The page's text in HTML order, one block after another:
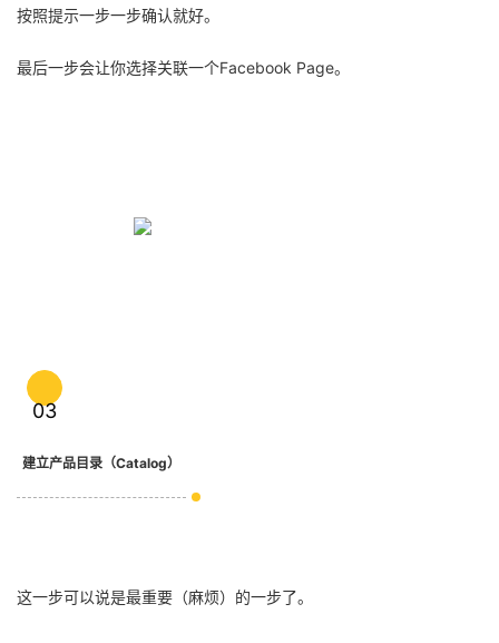
按照提示一步一步确认就好。
最后一步会让你选择关联一个Facebook Page。
03
建立产品目录（Catalog）
这一步可以说是最重要（麻烦）的一步了。